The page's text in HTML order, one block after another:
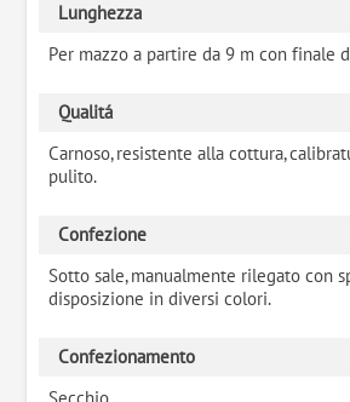
Lunghezza
Per mazzo a partire da 9 m con finale
Qualitá
Carnoso, resistente alla cottura,
pulito.
Confezione
Sotto sale, manualmente rilegato con
disposizione in diversi colori.
Confezionamento